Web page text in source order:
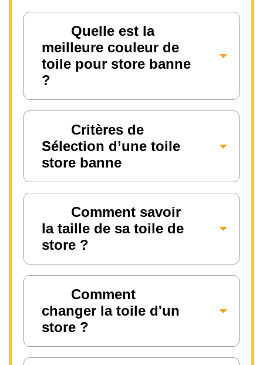
Quelle est la
meilleure couleur de
toile pour store banne
?
Critères de
Sélection d’une toile
store banne
Comment savoir
la taille de sa toile de
store ?
Comment
changer la toile d'un
store ?